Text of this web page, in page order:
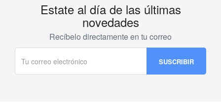
Estate al día de las últimas
novedades
Recíbelo directamente en tu correo